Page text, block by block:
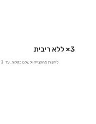
3× ללא ריבית
ליהנות מהקנייה ולשלם בקלות. עד 3 תשלומים ללא ריבית להזמנות מעל 400 ש"ח.